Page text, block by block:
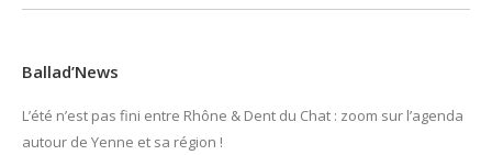
Ballad’News
L’été n’est pas fini entre Rhône & Dent du Chat : zoom sur l’agenda
autour de Yenne et sa région !